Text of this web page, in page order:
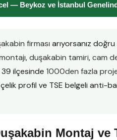
— Beykoz ve İstanbul
firması arıyorsanız doğru
,duşakabin tamiri,cam
ilçesinde 1000den fazla
profil ve TSE belgeli anti-
Montaj ve